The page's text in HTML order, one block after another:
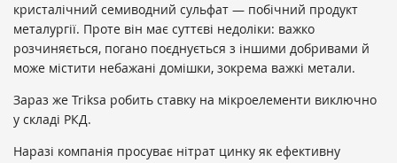
кристалічний семиводний сульфат — побічний продукт
металургії. Проте він має суттєві недоліки: важко
розчиняється, погано поєднується з іншими добривами й
може містити небажані домішки, зокрема важкі метали.
Зараз же Triksa робить ставку на мікроелементи виключно
у складі РКД.
Наразі компанія просуває нітрат цинку як ефективну